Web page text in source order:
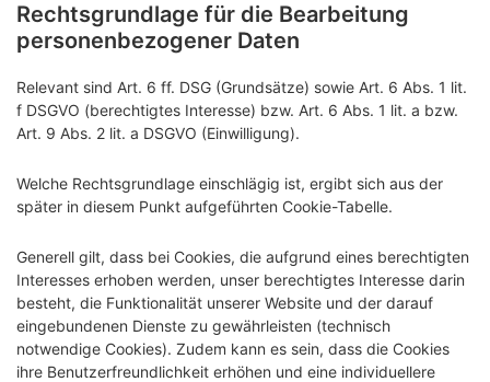
Rechtsgrundlage für die Bearbeitung
personenbezogener Daten
Relevant sind Art. 6 ff. DSG (Grundsätze) sowie Art. 6 Abs. 1 lit.
f DSGVO (berechtigtes Interesse) bzw. Art. 6 Abs. 1 lit. a bzw.
Art. 9 Abs. 2 lit. a DSGVO (Einwilligung).
Welche Rechtsgrundlage einschlägig ist, ergibt sich aus der
später in diesem Punkt aufgeführten Cookie-Tabelle.
Generell gilt, dass bei Cookies, die aufgrund eines berechtigten
Interesses erhoben werden, unser berechtigtes Interesse darin
besteht, die Funktionalität unserer Website und der darauf
eingebundenen Dienste zu gewährleisten (technisch
notwendige Cookies). Zudem kann es sein, dass die Cookies
ihre Benutzerfreundlichkeit erhöhen und eine individuellere